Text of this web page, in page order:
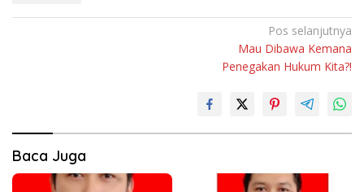
Pos selanjutnya
Mau Dibawa Kemana
Penegakan Hukum Kita?!
Baca Juga